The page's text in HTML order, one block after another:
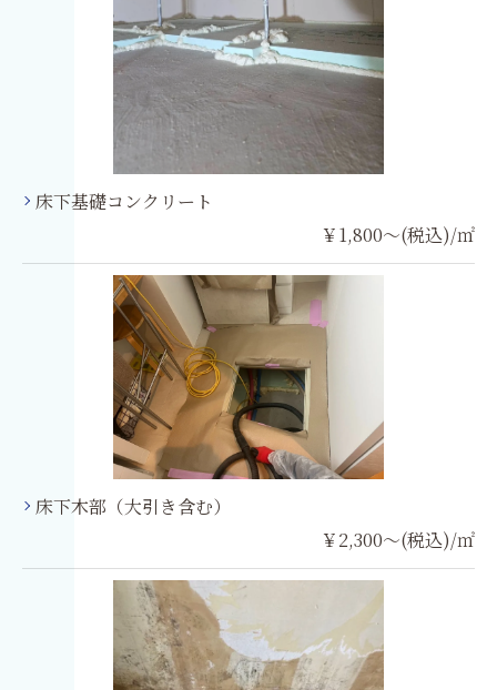
床下基礎コンクリート
￥1,800～(税込)/㎡
床下木部（大引き含む）
￥2,300～(税込)/㎡